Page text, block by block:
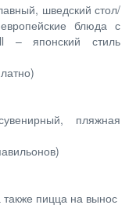
шведский стол/
блюда с
– японский стиль
пляжная
также пицца на вынос